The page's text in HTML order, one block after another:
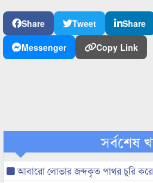
Share Tweet Share
Messenger
Copy Link
সর্বশেষ
আবারো লোভার জব্দকৃত পাথর চুরি করে